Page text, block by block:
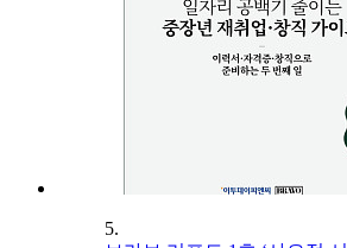
5.